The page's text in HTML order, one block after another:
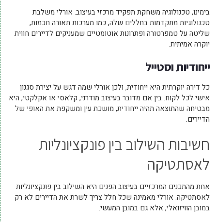
בימינו, טכנולוגיה משחקת תפקיד מרכזי בעיצוב. אורלי משלבת
טכנולוגיות מתקדמות בחללים שלה, כמו מערכות תאורה חכמות,
שליטה על טמפרטורה ופתרונות אוטומטיים שמעניקים לדיירים חווית
יוקרה אמיתית.
ייחודיות וסטייל
כל דירה יוקרתית היא ייחודית, ולכן אורלי שמה דגש על יצירת סגנון
אישי לכל לקוח. בין אם מדובר בעיצוב מודרני, קלאסי או אקלקטי, היא
מבטיחה שהתוצאה תהיה ייחודית, מושכת עין ומשקפת את האופי של
הדיירים.
חשיבות השילוב בין פונקציונליות
לאסתטיקה
אחת מהתכנים המרכזיים בעיצוב הפנים היא השילוב בין פונקציונליות
לאסתטיקה. אורלי מאמינה שכל חלל צריך לשרת את הדיירים לא רק
במובן הוויזואלי, אלא גם במובן המעשי.